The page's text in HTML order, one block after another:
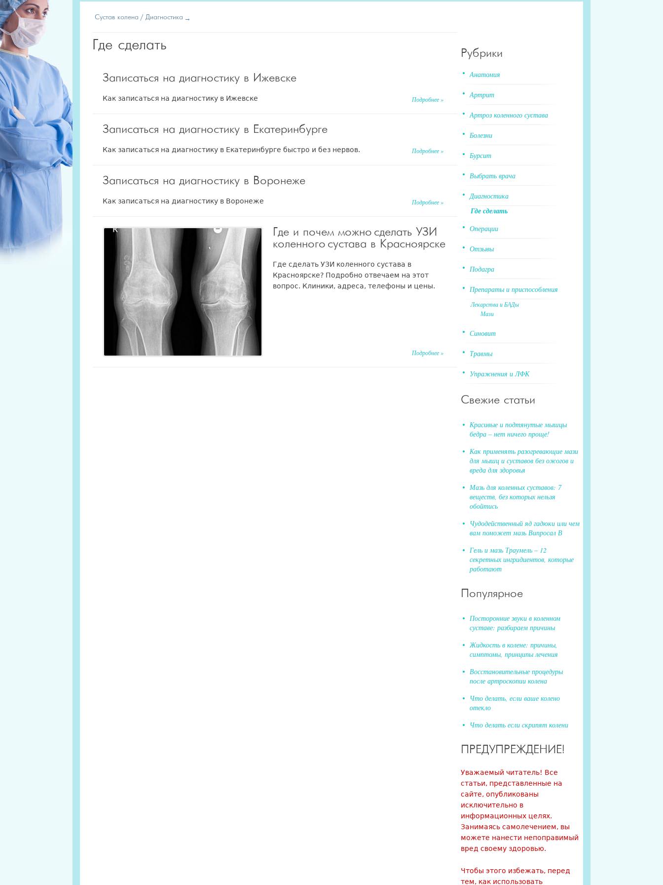
Сустав колена Диагностика
Где сделать
Записаться на диагностику в Ижевске
Как записаться на диагностику в Ижевске Подробнее »
Записаться на диагностику в Екатеринбурге
Как записаться на диагностику в Екатеринбурге быстро и без нервов. Подробнее »
Записаться на диагностику в Воронеже
Как записаться на диагностику в Воронеже Подробнее »
Где и почем можно сделать УЗИ
коленного сустава в Красноярске
Где сделать УЗИ коленного сустава в
Красноярске? Подробно отвечаем на этот
вопрос. Клиники, адреса, телефоны и цены.
Подробнее »
Рубрики
Анатомия
Артрит
Артроз коленного сустава
Болезни
Бурсит
Выбрать врача
Диагностика
Где сделать
Операции
Отзывы
Подагра
Препараты и приспособления
Лекарства и БАДы
Мази
Синовит
Травмы
Упражнения и ЛФК
Свежие статьи
Красивые и подтянутые мышцы
бедра – нет ничего проще!
Как применять разогревающие мази
для мышц и суставов без ожогов и
вреда для здоровья
Мазь для коленных суставов: 7
веществ, без которых нельзя
обойтись
Чудодейственный яд гадюки или чем
вам поможет мазь Випросал В
Гель и мазь Траумель – 12
секретных ингридиентов, которые
работают
Популярное
Посторонние звуки в коленном
суставе: разбираем причины
Жидкость в колене: причины,
симптомы, принципы лечения
Восстановительные процедуры
после артроскопии колена
Что делать, если ваше колено
отекло
Что делать если скрипят колени
ПРЕДУПРЕЖДЕНИЕ!
Уважаемый читатель! Все
статьи, представленные на
сайте, опубликованы
исключительно в
информационных целях.
Занимаясь самолечением, вы
можете нанести непоправимый
вред своему здоровью.
Чтобы этого избежать, перед
тем, как использовать